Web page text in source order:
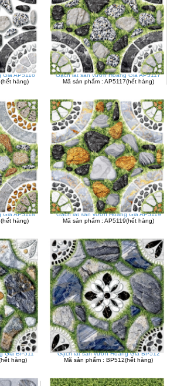
Gia AP5116
hàng)
Gạch lát sân vườn Hoàng Gia AP5117
Mã sản phẩm : AP5117(hết hàng)
Gia AP5118
hàng)
Gạch lát sân vườn Hoàng Gia AP5119
Mã sản phẩm : AP5119(hết hàng)
Gia BP511
hàng)
Gạch lát sân vườn Hoàng Gia BP512
Mã sản phẩm : BP512(hết hàng)